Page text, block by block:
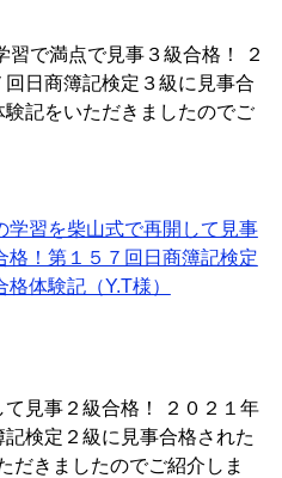
で満点で見事３級合格！ ２
日商簿記検定３級に見事合
記をいただきましたのでご
学習を柴山式で再開して見事
格！第１５７回日商簿記検定
格体験記（Y.T様）
見事２級合格！ ２０２１年
検定２級に見事合格された
だきましたのでご紹介しま